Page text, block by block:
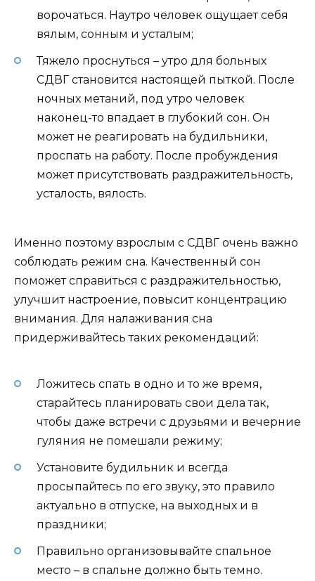
ворочаться. Наутро человек ощущает себя
вялым, сонным и усталым;
Тяжело проснуться – утро для больных
СДВГ становится настоящей пыткой. После
ночных метаний, под утро человек
наконец-то впадает в глубокий сон. Он
может не реагировать на будильники,
проспать на работу. После пробуждения
может присутствовать раздражительность,
усталость, вялость.
Именно поэтому взрослым с СДВГ очень важно
соблюдать режим сна. Качественный сон
поможет справиться с раздражительностью,
улучшит настроение, повысит концентрацию
внимания. Для налаживания сна
придерживайтесь таких рекомендаций:
Ложитесь спать в одно и то же время,
старайтесь планировать свои дела так,
чтобы даже встречи с друзьями и вечерние
гуляния не помешали режиму;
Установите будильник и всегда
просыпайтесь по его звуку, это правило
актуально в отпуске, на выходных и в
праздники;
Правильно организовывайте спальное
место – в спальне должно быть темно.